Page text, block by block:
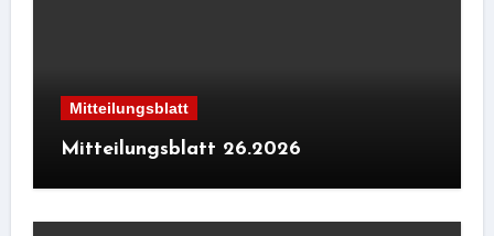
Mitteilungsblatt
Mitteilungsblatt 26.2026